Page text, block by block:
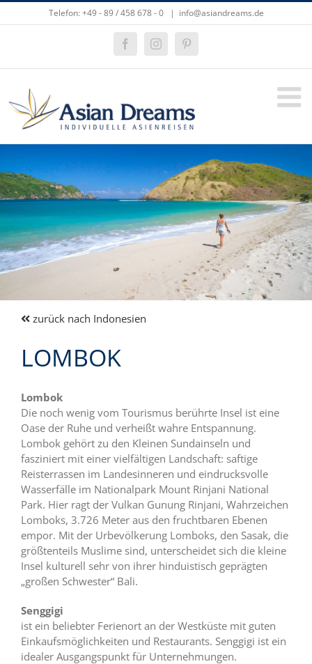
Inhalt
Telefon: +49 - 89 / 458 678 - 0 | info@asiandreams.de
FacebookInstagramPinterest
zurück nach Indonesien
LOMBOK
Lombok
Die noch wenig vom Tourismus berührte Insel ist eine
Oase der Ruhe und verheißt wahre Entspannung.
Lombok gehört zu den Kleinen Sundainseln und
fasziniert mit einer vielfältigen Landschaft: saftige
Reisterrassen im Landesinneren und eindrucksvolle
Wasserfälle im Nationalpark Mount Rinjani National
Park. Hier ragt der Vulkan Gunung Rinjani, Wahrzeichen
Lomboks, 3.726 Meter aus den fruchtbaren Ebenen
empor. Mit der Urbevölkerung Lomboks, den Sasak, die
größtenteils Muslime sind, unterscheidet sich die kleine
Insel kulturell sehr von ihrer hinduistisch geprägten
„großen Schwester“ Bali.
Senggigi
ist ein beliebter Ferienort an der Westküste mit guten
Einkaufsmöglichkeiten und Restaurants. Senggigi ist ein
idealer Ausgangspunkt für Unternehmungen.